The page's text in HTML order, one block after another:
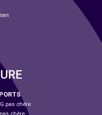
pas chère
chère